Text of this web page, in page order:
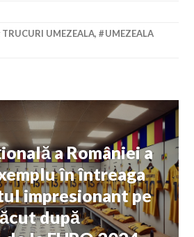
TRUCURI UMEZEALA,
UMEZEALA
a României a
în întreaga
impresionant pe
după